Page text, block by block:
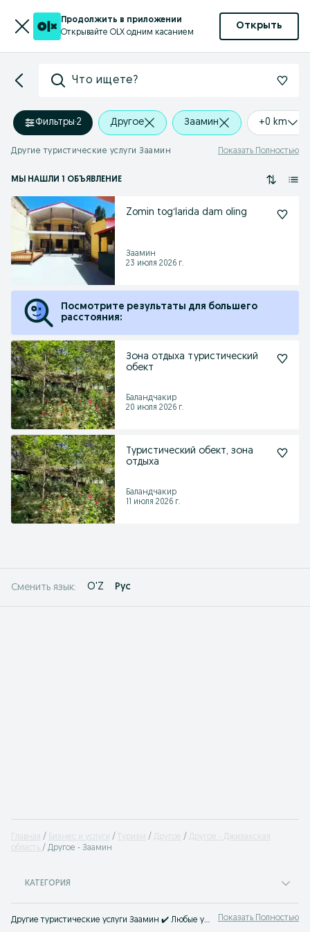
Продолжить в приложении
Открывайте OLX одним касанием
Открыть
Что ищете?
Фильтры·2 Другое Заамин +0 km
Другие туристические услуги Заамин Показать Полностью
МЫ НАШЛИ 1 ОБЪЯВЛЕНИЕ
Zomin togʻlarida dam oling
Заамин
23 июля 2026 г.
Посмотрите результаты для большего
расстояния:
Зона отдыха туристический
обект
Баландчакир
20 июля 2026 г.
Туристический обект, зона
отдыха
Баландчакир
11 июля 2026 г.
Сменить язык: O'Z Рус
Главная Бизнес и услуги Туризм Другое
Другое - Джизакская
область
Другое - Заамин
КАТЕГОРИЯ
Другие туристические услуги Заамин ✔️ Любые услуги в сфере туризма легко найти на OLX.uz! Показать Полностью